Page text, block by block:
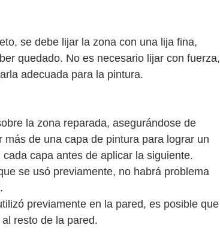
se debe lijar la zona con una lija fina,
quedado. No es necesario lijar con fuerza,
adecuada para la pintura.
la zona reparada, asegurándose de
de una capa de pintura para lograr un
capa antes de aplicar la siguiente.
se usó previamente, no habrá problema
previamente en la pared, es posible que
resto de la pared.